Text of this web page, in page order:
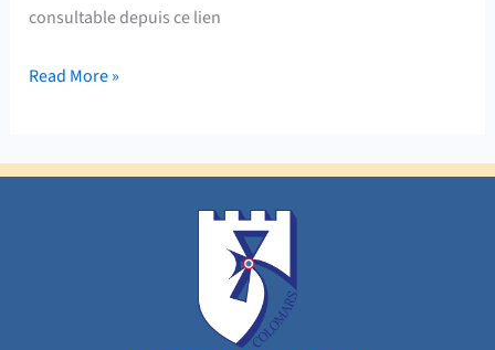
consultable depuis ce lien
Read More »